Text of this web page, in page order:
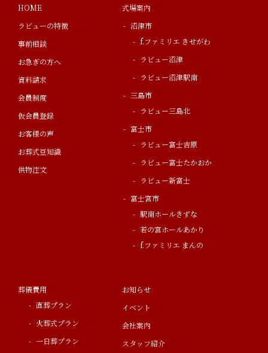
HOME
ラビューの特徴
事前相談
お急ぎの方へ
資料請求
会員制度
仮会員登録
お客様の声
お葬式豆知識
供物注文
式場案内
沼津市
f.ファミリエ きせがわ
ラビュー沼津
ラビュー沼津駅南
三島市
ラビュー三島北
富士市
ラビュー富士吉原
ラビュー富士たかおか
ラビュー新富士
富士宮市
駅南ホールきずな
若の宮ホールあかり
f.ファミリエ まんの
葬儀費用
直葬プラン
火葬式プラン
一日葬プラン
お知らせ
イベント
会社案内
スタッフ紹介